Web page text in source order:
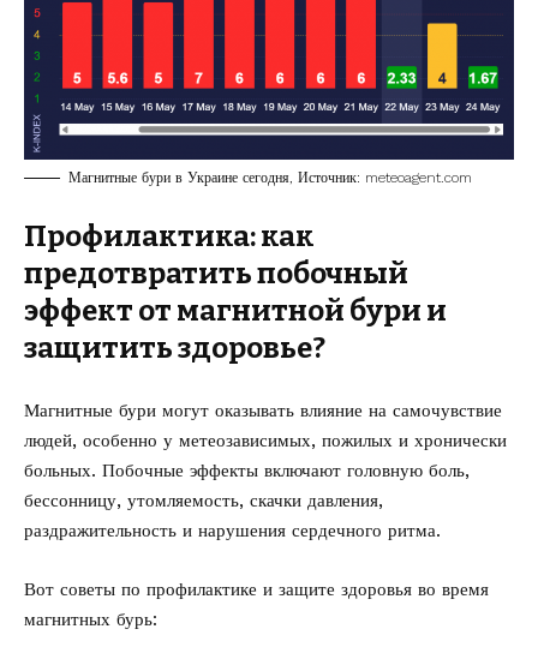
Магнитные бури в Украине сегодня, Источник: meteoagent.com
Профилактика: как
предотвратить побочный
эффект от магнитной бури и
защитить здоровье?
Магнитные бури могут оказывать влияние на самочувствие
людей, особенно у метеозависимых, пожилых и хронически
больных. Побочные эффекты включают головную боль,
бессонницу, утомляемость, скачки давления,
раздражительность и нарушения сердечного ритма.
Вот советы по профилактике и защите здоровья во время
магнитных бурь: